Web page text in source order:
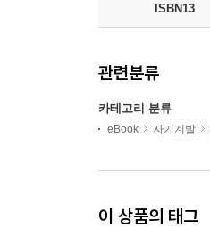
ISBN13
관련분류
카테고리 분류
eBook 자기계발
이 상품의 태그